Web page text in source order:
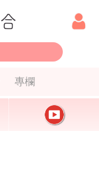
專欄